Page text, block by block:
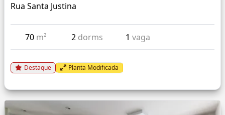
Rua Santa Justina
70 m² 2 dorms 1vaga
Destaque Planta Modificada